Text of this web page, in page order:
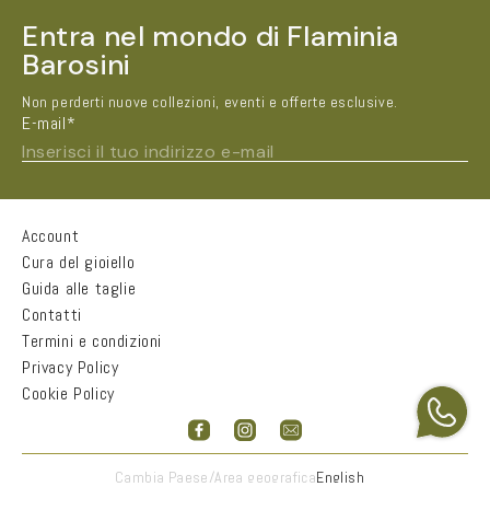
Entra nel mondo di Flaminia
Barosini
Non perderti nuove collezioni, eventi e offerte esclusive.
E-mail*
Inserisci il tuo indirizzo e-mail
Nome e Cognome*
Città
Email*
informativa sulla privacy
Account
Cura del gioiello
Guida alle taglie
Contatti
Termini e condizioni
Privacy Policy
Cookie Policy
Cambia Paese/Area geograficaEnglish